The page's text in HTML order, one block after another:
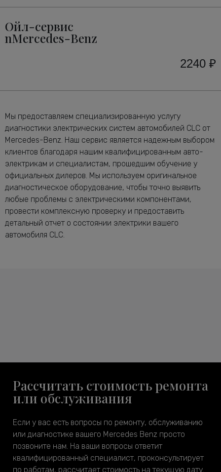
Ойл-сервис
nMercedes-Benz
2240 ₽
Мы предоставляем специализированную услугу
диагностики электрических систем автомобилей CLC от
Mercedes-Benz. Наш сервис является надежным выбором
клиентов благодаря нашим квалифицированным авто-
электрикам и специалистам, прошедшим обучение у
официальных дилеров. Мы используем оригинальное
диагностическое оборудование, чтобы точно выявить
любые проблемы с электрическими компонентами,
провести комплексную проверку и предоставить
детальный отчет о состоянии электрики вашего
автомобиля CLC.
Рассчитать стоимость ремонта
или обслуживания
Если у вас есть вопросы по ремонту, обслуживанию
или диагностике вашего Mercedes Benz просто
позвоните нам. На ваши вопросы ответит
квалифицированный специалист, проконсультирует
по работам, рассчитает стоимость на текущую дату.